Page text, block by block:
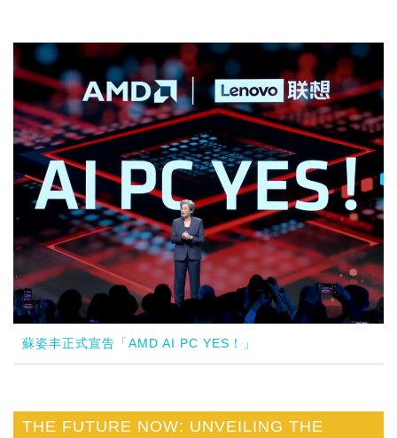
蘇姿丰正式宣告「AMD AI PC YES！」
THE FUTURE NOW: UNVEILING THE